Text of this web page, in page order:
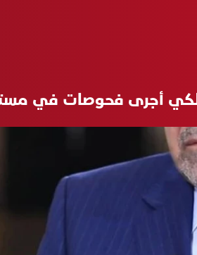
أجرى فحوصات في